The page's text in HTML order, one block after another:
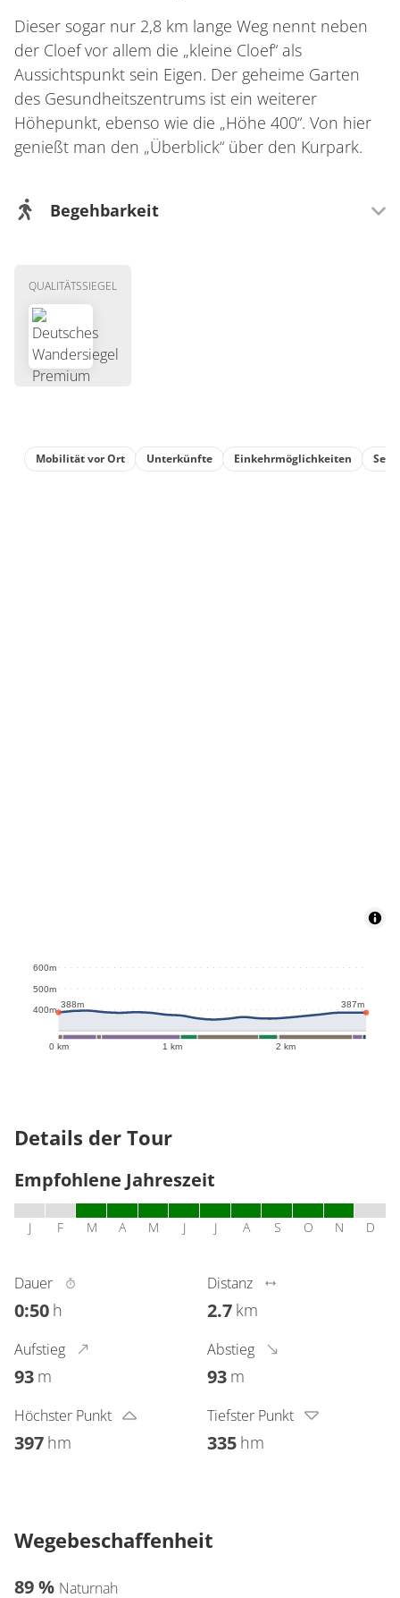
Dieser sogar nur 2,8 km lange Weg nennt neben
der Cloef vor allem die „kleine Cloef“ als
Aussichtspunkt sein Eigen. Der geheime Garten
des Gesundheitszentrums ist ein weiterer
Höhepunkt, ebenso wie die „Höhe 400“. Von hier
genießt man den „Überblick“ über den Kurpark.
Begehbarkeit
Mit Kindern gut zu laufen
QUALITÄTSSIEGEL
Mobilität vor Ort Unterkünfte Einkehrmöglichkeiten
0 km 1 km 2 km
400m
500m
600m
388m 387m
Details der Tour
Empfohlene Jahreszeit
J F M A M J J A S O N D
Dauer
0:50 h
Distanz
2.7 km
Aufstieg
93 m
Abstieg
93 m
Höchster Punkt
397 hm
Tiefster Punkt
335 hm
Wegebeschaffenheit
89 % Naturnah